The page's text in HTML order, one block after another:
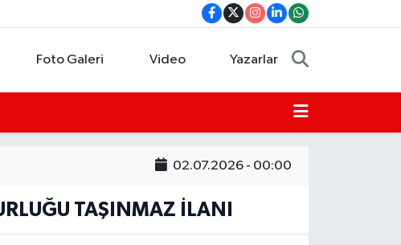
Foto Galeri Video Yazarlar
02.07.2026 - 00:00
TAŞINMAZ İLANI